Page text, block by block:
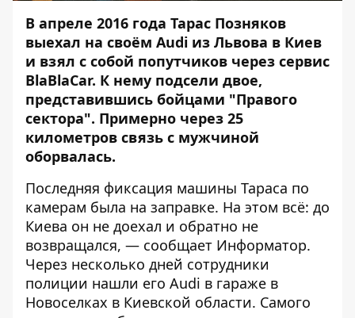
В апреле 2016 года Тарас Позняков
выехал на своём Audi из Львова в Киев
и взял с собой попутчиков через сервис
BlaBlaCar. К нему подсели двое,
представившись бойцами "Правого
сектора". Примерно через 25
километров связь с мужчиной
оборвалась.
Последняя фиксация машины Тараса по
камерам была на заправке. На этом всё: до
Киева он не доехал и обратно не
возвращался, — сообщает Информатор.
Через несколько дней сотрудники
полиции нашли его Audi в гараже в
Новоселках в Киевской области. Самого